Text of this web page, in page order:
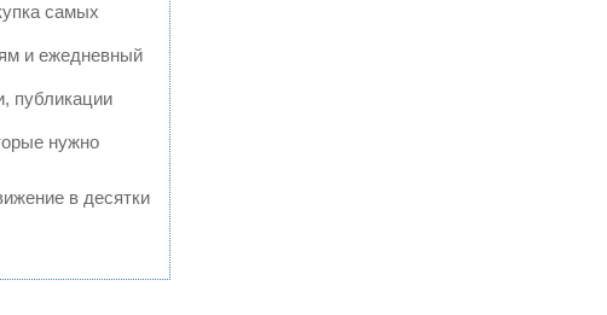
самых
и ежедневный
публикации
нужно
в десятки